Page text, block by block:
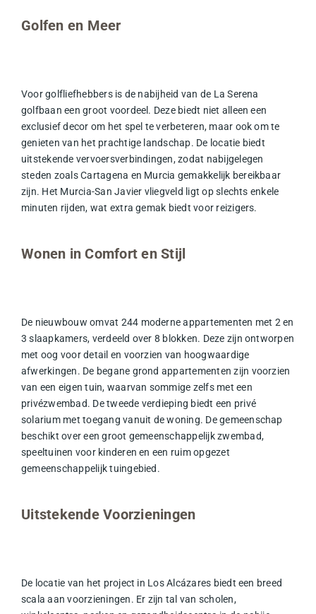
Golfen en Meer
Voor golfliefhebbers is de nabijheid van de La Serena
golfbaan een groot voordeel. Deze biedt niet alleen een
exclusief decor om het spel te verbeteren, maar ook om te
genieten van het prachtige landschap. De locatie biedt
uitstekende vervoersverbindingen, zodat nabijgelegen
steden zoals Cartagena en Murcia gemakkelijk bereikbaar
zijn. Het Murcia-San Javier vliegveld ligt op slechts enkele
minuten rijden, wat extra gemak biedt voor reizigers.
Wonen in Comfort en Stijl
De nieuwbouw omvat 244 moderneappartementen met 2 en
3 slaapkamers, verdeeld over 8 blokken. Deze zijn ontworpen
met oog voor detail en voorzien van hoogwaardige
afwerkingen. De begane grond appartementen zijn voorzien
van een eigen tuin, waarvan sommige zelfs met een
privézwembad. De tweede verdieping biedt een privé
solarium met toegang vanuit de woning. De gemeenschap
beschikt over een groot gemeenschappelijkzwembad,
speeltuinen voor kinderen en een ruim opgezet
gemeenschappelijktuingebied.
Uitstekende Voorzieningen
De locatie van het project in Los Alcázares biedt een breed
scala aan voorzieningen. Er zijn tal van scholen,